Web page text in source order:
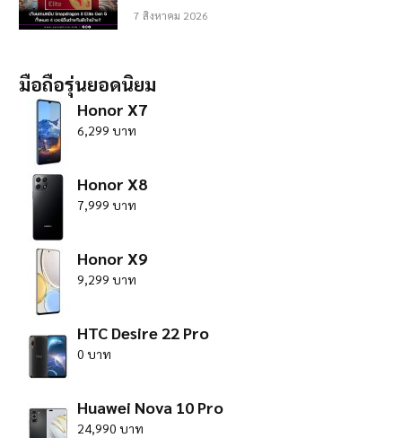
7 สิงหาคม 2026
มือถือรุ่นยอดนิยม
Honor X7
6,299 บาท
Honor X8
7,999 บาท
Honor X9
9,299 บาท
HTC Desire 22 Pro
0 บาท
Huawei Nova 10 Pro
24,990 บาท